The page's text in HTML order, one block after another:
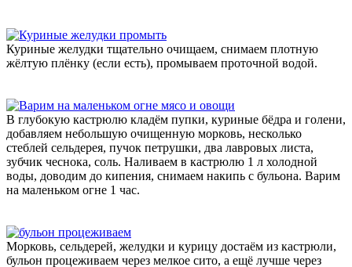
Куриные желудки тщательно очищаем, снимаем плотную
жёлтую плёнку (если есть), промываем проточной водой.
В глубокую кастрюлю кладём пупки, куриные бёдра и голени,
добавляем небольшую очищенную морковь, несколько
стеблей сельдерея, пучок петрушки, два лавровых листа,
зубчик чеснока, соль. Наливаем в кастрюлю 1 л холодной
воды, доводим до кипения, снимаем накипь с бульона. Варим
на маленьком огне 1 час.
Морковь, сельдерей, желудки и курицу достаём из кастрюли,
бульон процеживаем через мелкое сито, а ещё лучше через